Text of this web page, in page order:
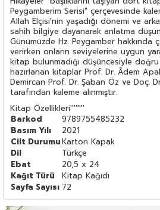
Peygamberim Serisi" çerçevesinde
Allah Elçisi'nin yaşadığı dönemi ve
sahih bilgiye dayanarak anlatma
Günümüzde Hz. Peygamber hakkında
verirken onların seviyelerine uygun
kitap bulunmadığı düşüncesiyle
hazırlanan kitaplar Prof. Dr. Âdem
Demircan Prof. Dr. Şaban Öz ve Doç.
tarafından kaleme alınmıştır.
Kitap Özellikleri''''''''
Barkod
9789755485232
Basım Yılı
2021
Cilt DurumuKarton Kapak
Dil
Türkçe
Ebat
20,5 x 24
Kağıt Türü
Kitap Kağıdı
Sayfa Sayısı 72